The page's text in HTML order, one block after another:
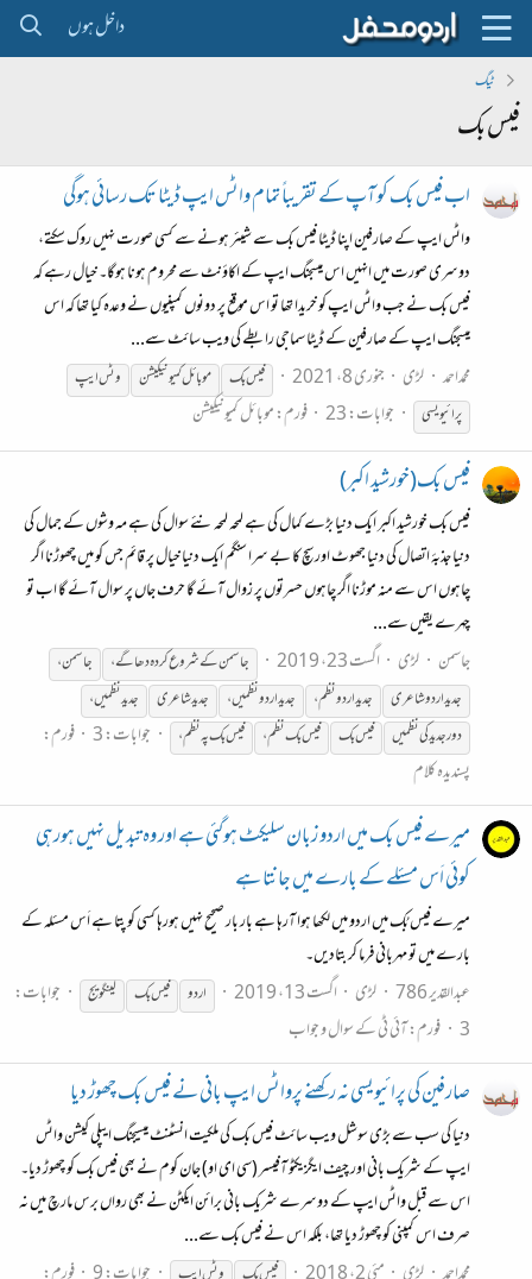
داخل ہوں
ٹیگ
فیس بک
اب فیس بک کو آپ کے تقریباً تمام واٹس ایپ ڈیٹا تک رسائی ہوگی
واٹس ایپ کے صارفین اپنا ڈیٹا فیس بک سے شیئر ہونے سے کسی صورت نہیں روک سکتے،
دوسری صورت میں انہیں اس میسجنگ ایپ کے اکاؤنٹ سے محروم ہونا ہوگا۔ خیال رہے کہ
فیس بک نے جب واٹس ایپ کو خریدا تھا تو اس موقع پر دونوں کمپنیوں نے وعدہ کیا تھا کہ اس
میسجنگ ایپ کے صارفین کے ڈیٹا سماجی رابطے کی ویب سائٹ سے...
محمداحمد لڑی جنوری 8، 2021 فیسبک موبائل کمیونیکیشن
وٹس ایپ
پرائیویسی
جوابات: 23 فورم:موبائل کمیونیکیشن
فیس بک(خورشید اکبر)
فیس بک خورشید اکبر ایک دنیا بڑے کمال کی ہے لمحہ لمحہ نئے سوال کی ہے مہ وشوں کے جمال کی
دنیا جذبۂ اتصال کی دنیا جھوٹ اور سچ کا بے سرا سنگم ایک دنیا خیال پر قائم جس کو میں چھوڑنا اگر
چاہوں اس سے منہ موڑنا اگر چاہوں حسرتوں پر زوال آئے گا حرف جاں پر سوال آئے گا اب تو
چہرے یقیں سے...
جاسمن
لڑی اگست 23، 2019 جاسمن کے شروع کردہ دھاگے،
جاسمن،
جدید اردو شاعری
جدید اردو نظم، جدید اردو نظمیں، جدید شاعری
جدید نظمیں،
دور جدید کی نظمیں
فیسبک فیسبکنظم، فیسبکپہ نظم، جوابات: 3
فورم:
پسندیدہ کلام
میرے فیس بک میں اردو زبان سلیکٹ ہوگئی ہے اور وہ تبدیل نہیں ہورہی
کوئی اَس مسئلے کے بارے میں جانتا ہے
میرے فیس بُک میں اردو میں لکھا ہوا آرہا ہے بار بار صحیح نہیں ہورہا کسی کو پتا ہے اَس مسئلہ کے
بارے میں تو مہربانی فرما کر بتادیں۔
عبدالقدیر 786
لڑی اگست 13، 2019 اردو فیسبک لینگویج
جوابات:
3 فورم:آئی ٹی کے سوال و جواب
صارفین کی پرائیویسی نہ رکھنے پرواٹس ایپ بانی نے فیس بک چھوڑ دیا
دنیا کی سب سے بڑی سوشل ویب سائٹ فیس بک کی ملکیت انسٹنٹ میسیجنگ ایپلی کیشن واٹس
ایپ کے شریک بانی اور چیف ایگزیکٹو آفیسر (سی ای او) جان کوم نے بھی فیس بک کو چھوڑ دیا۔
اس سے قبل واٹس ایپ کے دوسرے شریک بانی برائن ایکٹن نے بھی رواں برس مارچ میں نہ
صرف اس کمپنی کو چھوڑ دیا تھا، بلکہ اس نے فیس بک سے...